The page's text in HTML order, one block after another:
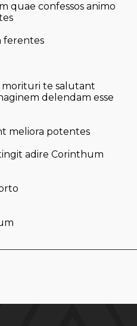
quae confessos animo
ferentes
morituri te salutant
delendam esse
meliora potentes
adire Corinthum